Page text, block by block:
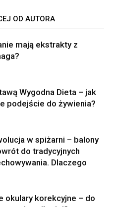
OD AUTORA
mają ekstrakty z
Wygodna Dieta – jak
podejście do żywienia?
w spiżarni – balony
do tradycyjnych
Dlaczego
okulary korekcyjne – do